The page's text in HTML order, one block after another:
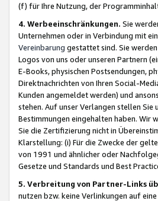
(f) für Ihre Nutzung, der
4. Werbeeinschränkungen. Sie
Unternehmen oder in Verbindung mit
Vereinbarung gestattet sind. Sie
Logos von uns oder unseren Partnern
E-Books, physischen Postsendungen,
Direktnachrichten von Ihren Social-
Kunden angemeldet werden) und
stehen. Auf unser Verlangen stellen
Bestimmungen eingehalten haben. Wir
Sie die Zertifizierung nicht in
Klarstellung: (i) Für die Zwecke der
von 1991 und ähnlicher oder
Gesetze und Standards und Best
5. Verbreitung von Partner-Links
nutzen bzw. keine Verlinkungen auf